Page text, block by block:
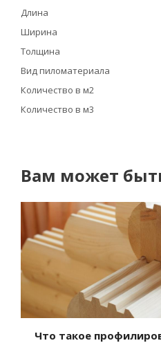
Длина
Ширина
Толщина
Вид пиломатериала
Количество в м2
Количество в м3
Вам может
Что такое